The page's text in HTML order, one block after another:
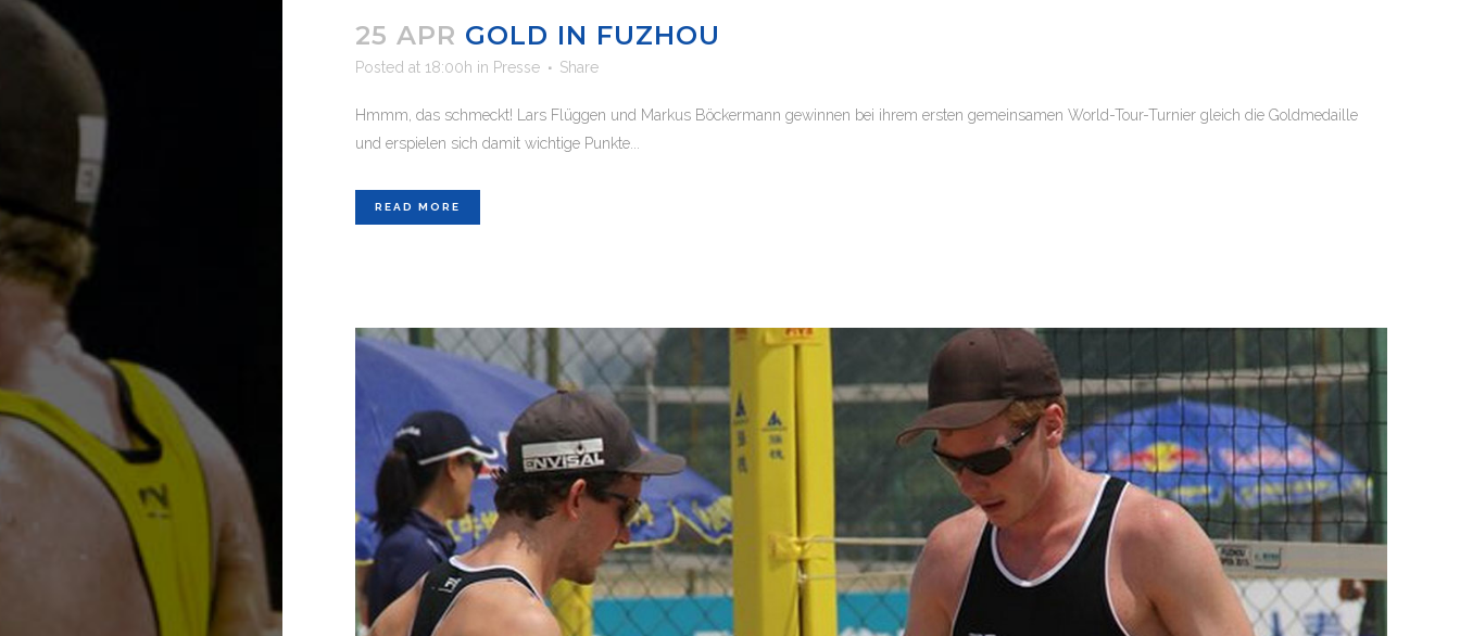
25 APR GOLD IN FUZHOU
Posted at 18:00h in Presse Share
Hmmm, das schmeckt! Lars Flüggen und Markus Böckermann gewinnen bei ihrem ersten gemeinsamen World-Tour-Turnier gleich die Goldmedaille
und erspielen sich damit wichtige Punkte...
READ MORE